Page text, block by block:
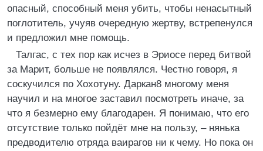
опасный, способный меня убить, чтобы ненасытный
поглотитель, учуяв очередную жертву, встрепенулся
и предложил мне помощь.
Талгас, с тех пор как исчез в Эриосе перед битвой
за Марит, больше не появлялся. Честно говоря, я
соскучился по Хохотуну. Даркан8 многому меня
научил и на многое заставил посмотреть иначе, за
что я безмерно ему благодарен. Я понимаю, что его
отсутствие только пойдёт мне на пользу, – нянька
предводителю отряда ваирагов ни к чему. Но пока он